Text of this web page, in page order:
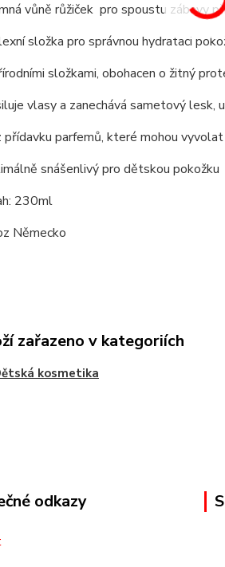
vůně růžiček pro spoustu zábavy
složka pro správnou hydrataci
složkami, obohacen o žitný
vlasy a zanechává sametový lesk,
přídavku parfemů, které mohou
snášenlivý pro dětskou pokožku
230ml
Německo
zařazeno v kategoriích
kosmetika
odkazy